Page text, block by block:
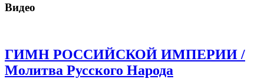
Видео
ГИМН РОССИЙСКОЙ ИМПЕРИИ /
Молитва Русского Народа